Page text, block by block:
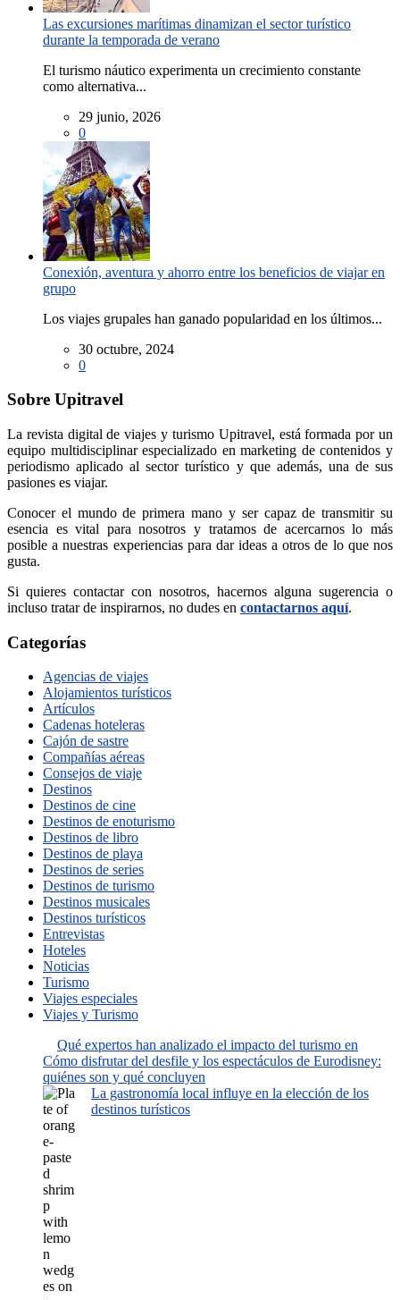
Las excursiones marítimas dinamizan el sector turístico
durante la temporada de verano
El turismo náutico experimenta un crecimiento constante
como alternativa...
29 junio, 2026
0
Conexión, aventura y ahorro entre los beneficios de viajar en
grupo
Los viajes grupales han ganado popularidad en los últimos...
30 octubre, 2024
0
Sobre Upitravel
La revista digital de viajes y turismo Upitravel, está formada por un
equipo multidisciplinar especializado en marketing de contenidos y
periodismo aplicado al sector turístico y que además, una de sus
pasiones es viajar.
Conocer el mundo de primera mano y ser capaz de transmitir su
esencia es vital para nosotros y tratamos de acercarnos lo más
posible a nuestras experiencias para dar ideas a otros de lo que nos
gusta.
Si quieres contactar con nosotros, hacernos alguna sugerencia o
incluso tratar de inspirarnos, no dudes en contactarnos aquí.
Categorías
Agencias de viajes
Alojamientos turísticos
Artículos
Cadenas hoteleras
Cajón de sastre
Compañías aéreas
Consejos de viaje
Destinos
Destinos de cine
Destinos de enoturismo
Destinos de libro
Destinos de playa
Destinos de series
Destinos de turismo
Destinos musicales
Destinos turísticos
Entrevistas
Hoteles
Noticias
Turismo
Viajes especiales
Viajes y Turismo
Qué expertos han analizado el impacto del turismo en
Cómo disfrutar del desfile y los espectáculos de Eurodisney:
quiénes son y qué concluyen
La gastronomía local influye en la elección de los
destinos turísticos